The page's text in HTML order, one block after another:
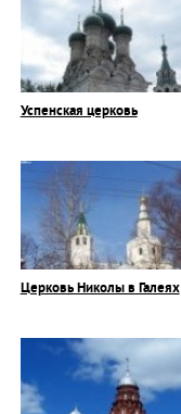
Успенская церковь
Церковь Николы в Галеях